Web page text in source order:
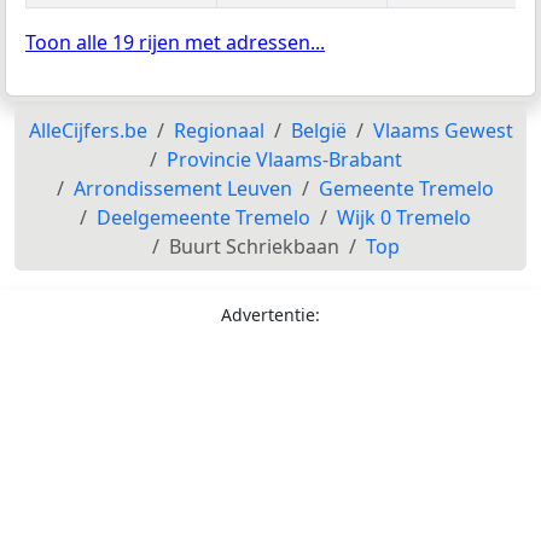
Toon alle 19 rijen met adressen...
AlleCijfers.be Regionaal België
Vlaams Gewest
Provincie Vlaams-Brabant
Arrondissement Leuven
Gemeente Tremelo
Deelgemeente Tremelo
Wijk 0 Tremelo
Buurt Schriekbaan
Top
Advertentie: